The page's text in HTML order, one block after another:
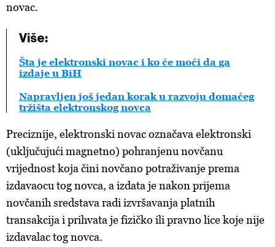
novac.
Više:
Šta je elektronski novac i ko će moći da ga
izdaje u BiH
Napravljen još jedan korak u razvoju domaćeg
tržišta elektronskog novca
Preciznije, elektronski novac označava elektronski
(uključujući magnetno) pohranjenu novčanu
vrijednost koja čini novčano potraživanje prema
izdavaocu tog novca, a izdata je nakon prijema
novčanih sredstava radi izvršavanja platnih
transakcija i prihvata je fizičko ili pravno lice koje nije
izdavalac tog novca.